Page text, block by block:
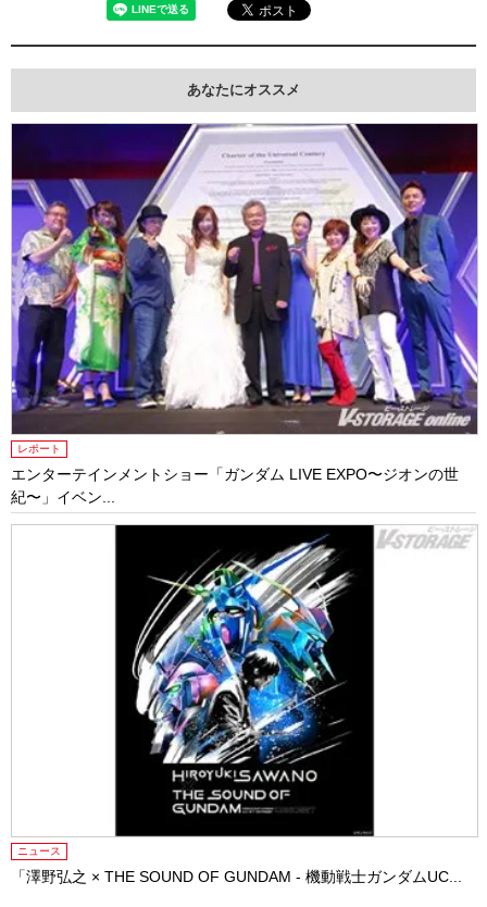
あなたにオススメ
レポート
エンターテインメントショー「ガンダム LIVE EXPO〜ジオンの世
紀〜」イベン...
ニュース
「澤野弘之 × THE SOUND OF GUNDAM - 機動戦士ガンダムUC...